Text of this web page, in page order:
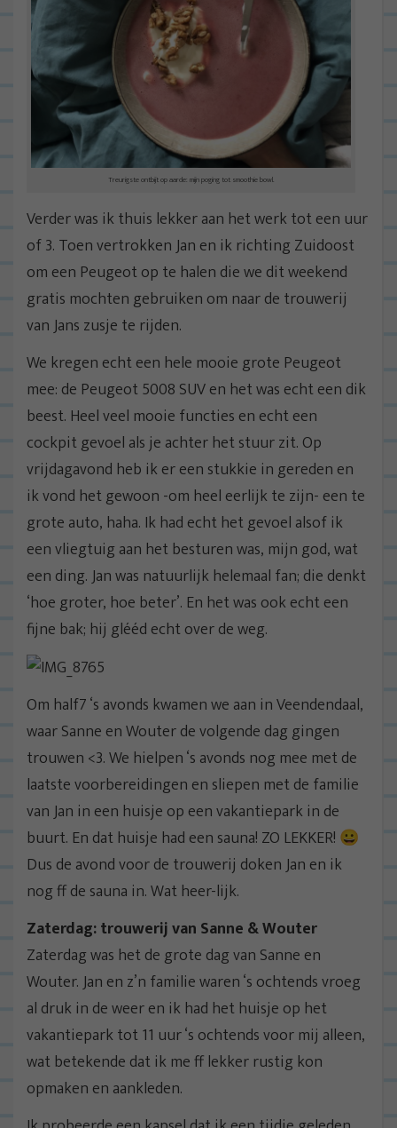
Treurigste ontbijt op aarde: mijn poging tot smoothie bowl.
Verder was ik thuis lekker aan het werk tot een uur
of 3. Toen vertrokken Jan en ik richting Zuidoost
om een Peugeot op te halen die we dit weekend
gratis mochten gebruiken om naar de trouwerij
van Jans zusje te rijden.
We kregen echt een hele mooie grote Peugeot
mee: de Peugeot 5008 SUV en het was echt een dik
beest. Heel veel mooie functies en echt een
cockpit gevoel als je achter het stuur zit. Op
vrijdagavond heb ik er een stukkie in gereden en
ik vond het gewoon -om heel eerlijk te zijn- een te
grote auto, haha. Ik had echt het gevoel alsof ik
een vliegtuig aan het besturen was, mijn god, wat
een ding. Jan was natuurlijk helemaal fan; die denkt
‘hoe groter, hoe beter’. En het was ook echt een
fijne bak; hij glééd echt over de weg.
Om half7 ‘s avonds kwamen we aan in Veendendaal,
waar Sanne en Wouter de volgende dag gingen
trouwen <3. We hielpen ‘s avonds nog mee met de
laatste voorbereidingen en sliepen met de familie
van Jan in een huisje op een vakantiepark in de
buurt. En dat huisje had een sauna! ZO LEKKER! 😀
Dus de avond voor de trouwerij doken Jan en ik
nog ff de sauna in. Wat heer-lijk.
Zaterdag: trouwerij van Sanne & Wouter
Zaterdag was het de grote dag van Sanne en
Wouter. Jan en z’n familie waren ‘s ochtends vroeg
al druk in de weer en ik had het huisje op het
vakantiepark tot 11 uur ‘s ochtends voor mij alleen,
wat betekende dat ik me ff lekker rustig kon
opmaken en aankleden.